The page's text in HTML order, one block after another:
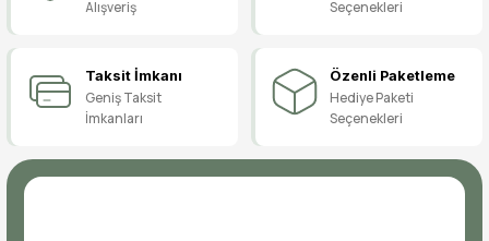
Alışveriş
Seçenekleri
Taksit İmkanı
Geniş Taksit
İmkanları
Özenli Paketleme
Hediye Paketi
Seçenekleri